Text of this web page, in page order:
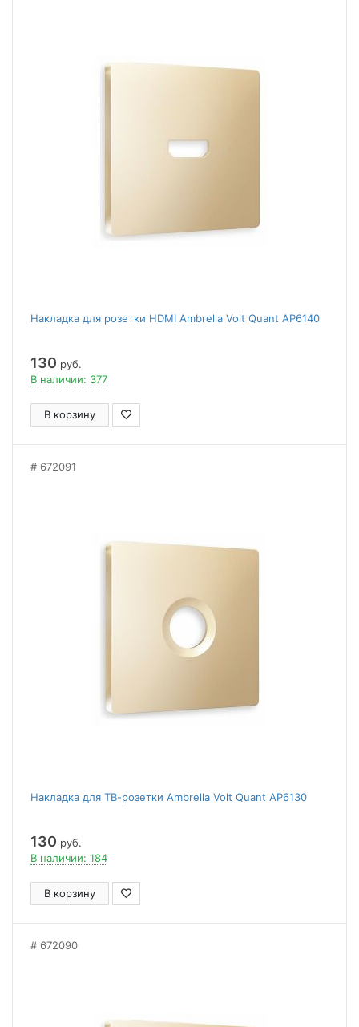
Накладка для розетки HDMI Ambrella Volt Quant AP6140
130 руб.
В наличии: 377
В корзину
672091
Накладка для ТВ-розетки Ambrella Volt Quant AP6130
130 руб.
В наличии: 184
В корзину
672090